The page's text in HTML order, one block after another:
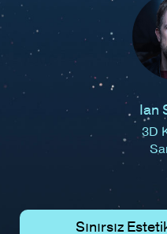
Ian
3D
Sınırsız